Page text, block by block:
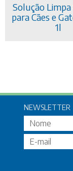
Solução
para Cães e
1l
NEWSLETTER